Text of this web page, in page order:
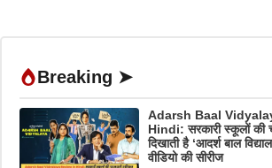
Breaking ➤
Adarsh Baal
Hindi: सरकारी स्कूलों की
दिखाती है ‘आदर्श बाल
वीडियो की सीरीज